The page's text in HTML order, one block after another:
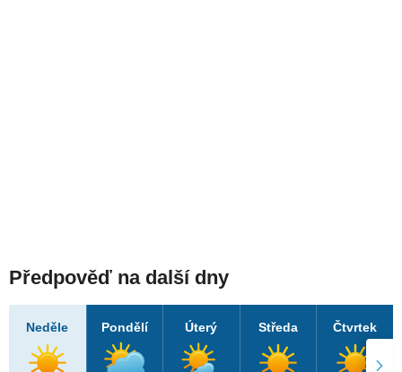
Předpověď na další dny
Neděle Pondělí Úterý Středa Čtvrtek